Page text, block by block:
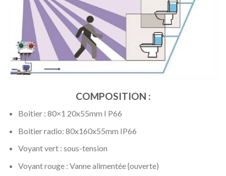
COMPOSITION :
Boitier : 80×1 20x55mm I P66
Boitier radio: 80x160x55mm IP66
Voyant vert : sous-tension
Voyant rouge : Vanne alimentée {ouverte)